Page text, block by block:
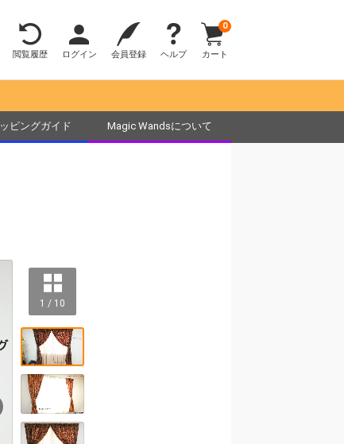
閲覧履歴 ログイン 会員登録 ヘルプ カート
0
ピングガイド Magic Wandsについて
1 / 10